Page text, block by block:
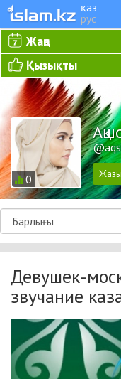
қаз
рус
Жаңа
Қызықты
0
Девушек-
звучание